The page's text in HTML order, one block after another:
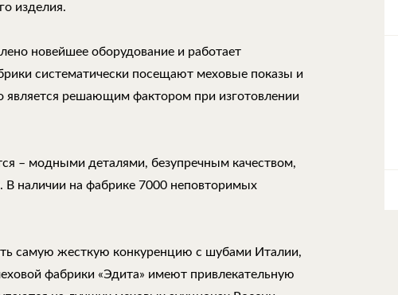
изделия.
новейшее оборудование и работает
систематически посещают меховые показы и
решающим фактором при изготовлении
– модными деталями, безупречным качеством,
наличии на фабрике 7000 неповторимых
самую жесткую конкуренцию с шубами Италии,
фабрики «Эдита» имеют привлекательную